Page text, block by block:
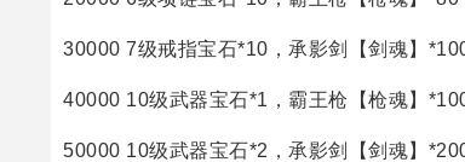
30000 7级戒指宝石*10，承影剑【剑魂】
40000 10级武器宝石*1，霸王枪【枪魂】
50000 10级武器宝石*2，承影剑【剑魂】